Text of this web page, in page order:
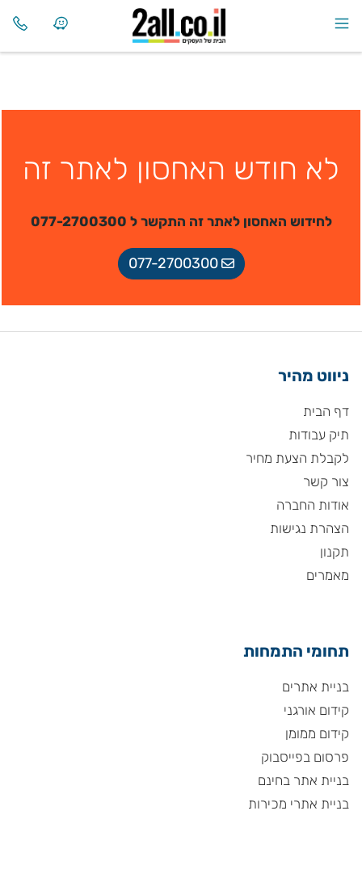
לא חודש האחסון לאתר זה
לחידוש האחסון לאתר זה התקשר ל 077-2700300
077-2700300
ניווט מהיר
דף הבית
תיק עבודות
לקבלת הצעת מחיר
צור קשר
אודות החברה
הצהרת נגישות
תקנון
מאמרים
תחומי התמחות
בניית אתרים
קידום אורגני
קידום ממומן
פרסום בפייסבוק
בניית אתר בחינם
בניית אתרי מכירות